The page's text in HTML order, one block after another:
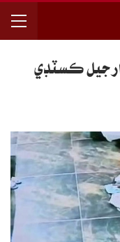
جيل ڪسٽڊي